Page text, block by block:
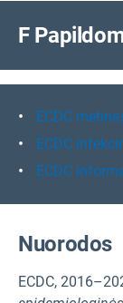
F
ECDC
ECDC
ECDC
Nuorodos
ECDC,